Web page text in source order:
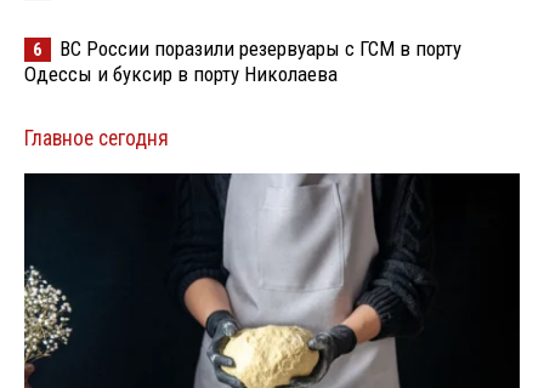
6
ВС России поразили резервуары с ГСМ в порту
Одессы и буксир в порту Николаева
Главное сегодня